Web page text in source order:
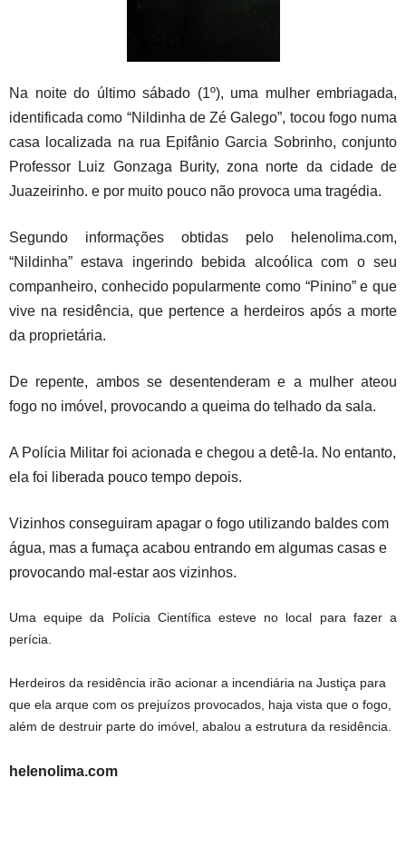
Na noite do último sábado (1º), uma mulher embriagada,
identificada como “Nildinha de Zé Galego”, tocou fogo numa
casa localizada na rua Epifânio Garcia Sobrinho, conjunto
Professor Luiz Gonzaga Burity, zona norte da cidade de
Juazeirinho. e por muito pouco não provoca uma tragédia.
Segundo informações obtidas pelo helenolima.com,
“Nildinha” estava ingerindo bebida alcoólica com o seu
companheiro, conhecido popularmente como “Pinino” e que
vive na residência, que pertence a herdeiros após a morte
da proprietária.
De repente, ambos se desentenderam e a mulher ateou
fogo no imóvel, provocando a queima do telhado da sala.
A Polícia Militar foi acionada e chegou a detê-la. No entanto,
ela foi liberada pouco tempo depois.
Vizinhos conseguiram apagar o fogo utilizando baldes com
água, mas a fumaça acabou entrando em algumas casas e
provocando mal-estar aos vizinhos.
Uma equipe da Polícia Científica esteve no local para fazer a
perícia.
Herdeiros da residência irão acionar a incendiária na Justiça para
que ela arque com os prejuízos provocados, haja vista que o fogo,
além de destruir parte do imóvel, abalou a estrutura da residência.
helenolima.com